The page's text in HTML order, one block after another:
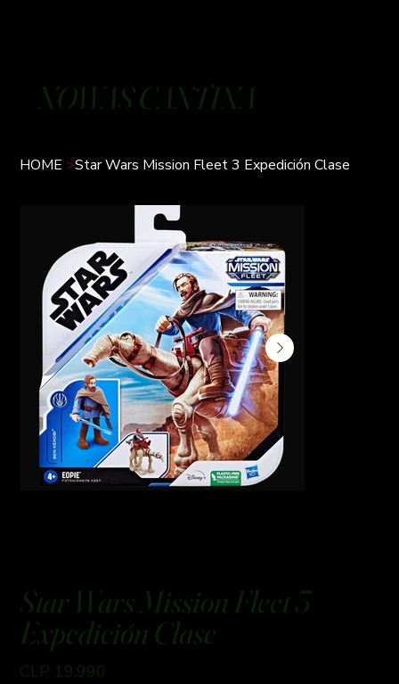
NOWAS CANTINA
HOME >Star Wars Mission Fleet 3 Expedición Clase
Star Wars Mission Fleet 3
Expedición Clase
Preço
CLP 19.990